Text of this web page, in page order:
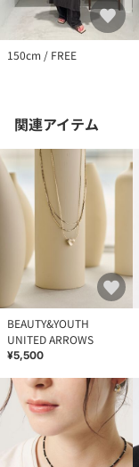
150cm / FREE
関連アイテム
BEAUTY&YOUTH
UNITED ARROWS
¥5,500